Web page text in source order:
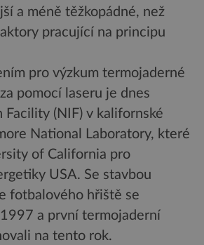
a méně těžkopádné, než
pracující na principu
pro výzkum termojaderné
pomocí laseru je dnes
Facility (NIF) v kalifornské
National Laboratory, které
of California pro
USA. Se stavbou
fotbalového hřiště se
a první termojaderní
na tento rok.